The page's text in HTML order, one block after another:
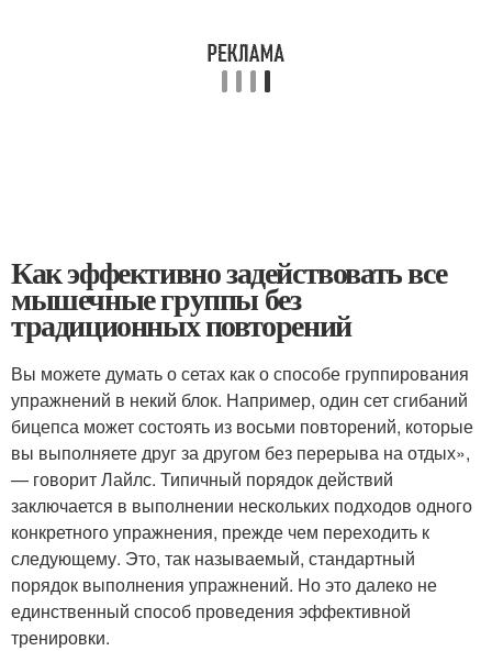
Как эффективно задействовать все
мышечные группы без
традиционных повторений
Вы можете думать о сетах как о способе группирования
упражнений в некий блок. Например, один сет сгибаний
бицепса может состоять из восьми повторений, которые
вы выполняете друг за другом без перерыва на отдых»,
— говорит Лайлс. Типичный порядок действий
заключается в выполнении нескольких подходов одного
конкретного упражнения, прежде чем переходить к
следующему. Это, так называемый, стандартный
порядок выполнения упражнений. Но это далеко не
единственный способ проведения эффективной
тренировки.